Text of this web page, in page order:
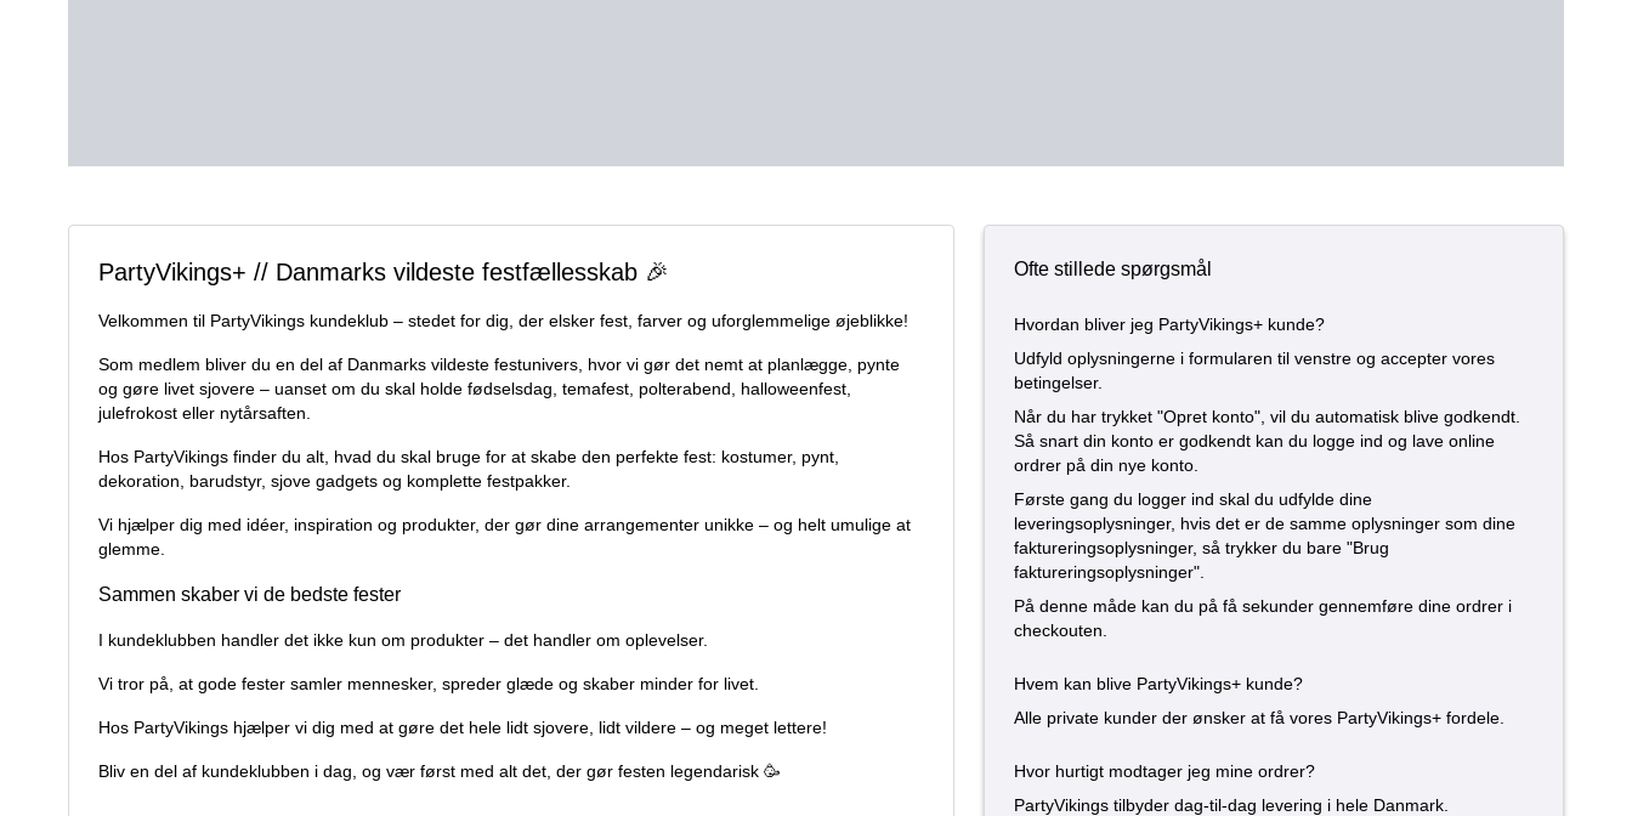
PartyVikings+ // Danmarks vildeste festfællesskab 🎉
Velkommen til PartyVikings kundeklub – stedet for dig, der elsker fest, farver og uforglemmelige øjeblikke!
Som medlem bliver du en del af Danmarks vildeste festunivers, hvor vi gør det nemt at planlægge, pynte
og gøre livet sjovere – uanset om du skal holde fødselsdag, temafest, polterabend, halloweenfest,
julefrokost eller nytårsaften.
Hos PartyVikings finder du alt, hvad du skal bruge for at skabe den perfekte fest: kostumer, pynt,
dekoration, barudstyr, sjove gadgets og komplette festpakker.
Vi hjælper dig med idéer, inspiration og produkter, der gør dine arrangementer unikke – og helt umulige at
glemme.
Sammen skaber vi de bedste fester
I kundeklubben handler det ikke kun om produkter – det handler om oplevelser.
Vi tror på, at gode fester samler mennesker, spreder glæde og skaber minder for livet.
Hos PartyVikings hjælper vi dig med at gøre det hele lidt sjovere, lidt vildere – og meget lettere!
Bliv en del af kundeklubben i dag, og vær først med alt det, der gør festen legendarisk 🥳
Ofte stillede spørgsmål
Hvordan bliver jeg PartyVikings+ kunde?
Udfyld oplysningerne i formularen til venstre og accepter vores
betingelser.
Når du har trykket "Opret konto", vil du automatisk blive godkendt.
Så snart din konto er godkendt kan du logge ind og lave online
ordrer på din nye konto.
Første gang du logger ind skal du udfylde dine
leveringsoplysninger, hvis det er de samme oplysninger som dine
faktureringsoplysninger, så trykker du bare "Brug
faktureringsoplysninger".
På denne måde kan du på få sekunder gennemføre dine ordrer i
checkouten.
Hvem kan blive PartyVikings+ kunde?
Alle private kunder der ønsker at få vores PartyVikings+ fordele.
Hvor hurtigt modtager jeg mine ordrer?
PartyVikings tilbyder dag-til-dag levering i hele Danmark.